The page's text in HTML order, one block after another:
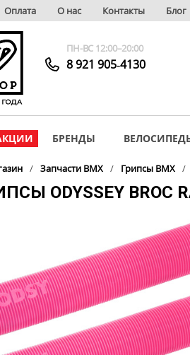
Оплата О нас Контакты Блог
8 921 905‑4130
ПН-ВС 12:00–20:00
БРЕНДЫ
Запчасти BMX Грипсы BMX
ODYSSEY BROC